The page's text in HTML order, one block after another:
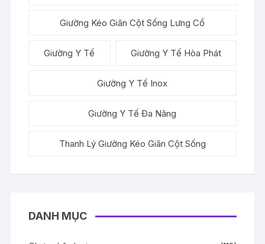
Giường Kéo Giãn Cột Sống Lưng Cổ
Giường Y Tế Giường Y Tế Hòa Phát
Giường Y Tế Inox
Giường Y Tế Đa Năng
Thanh Lý Giường Kéo Giãn Cột Sống
DANH MỤC